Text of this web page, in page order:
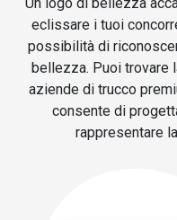
eclissare i tuoi
possibilità di
bellezza. Puoi trovare
aziende di trucco
consente di
rappresentare